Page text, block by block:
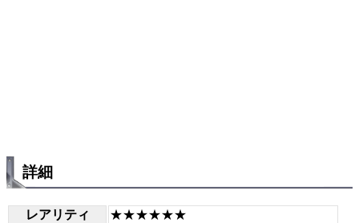
詳細
レアリティ
★★★★★★